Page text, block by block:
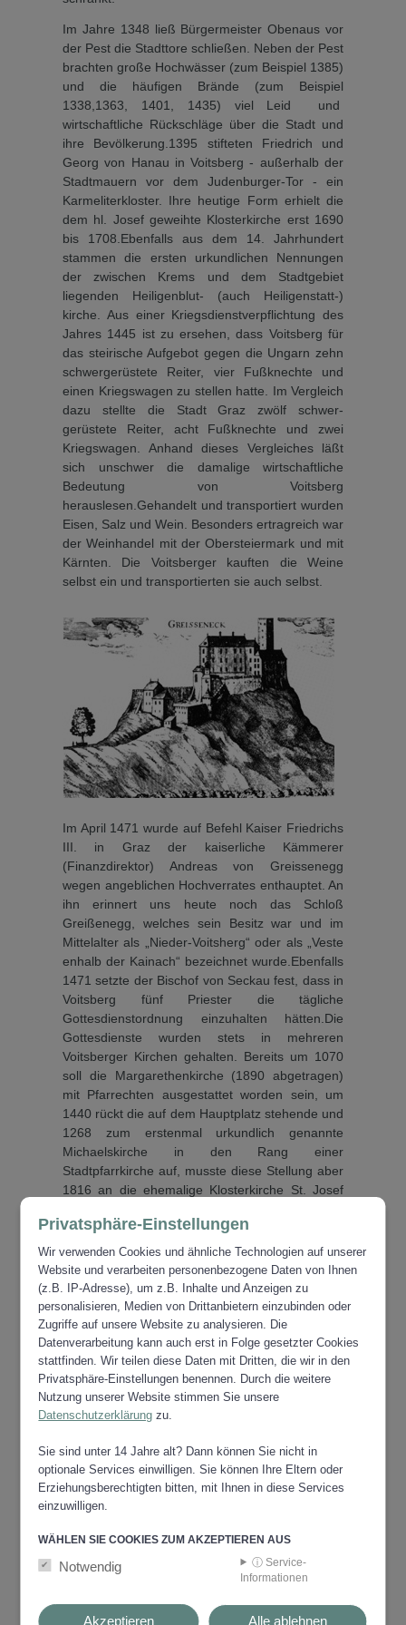
Im Jahre 1348 ließ Bürgermei­ster Obenaus vor
der Pest die Stadttore schließen. Neben der Pest
brachten große Hochwäs­ser (zum Beispiel 1385)
und die häufigen Brände (zum Beispiel
1338,1363, 1401, 1435) viel Leid und
wirtschaftliche Rückschläge über die Stadt und
ihre Bevölkerung.1395 stifteten Friedrich und
Georg von Hanau in Voitsberg - außerhalb der
Stadtmauern vor dem Judenburger-Tor - ein
Karmeliterkloster. Ihre heutige Form erhielt die
dem hl. Josef geweihte Klosterkirche erst 1690
bis 1708.Ebenfalls aus dem 14. Jahrhundert
stammen die ersten urkundlichen Nennungen
der zwischen Krems und dem Stadtgebiet
liegenden Heili­genblut- (auch Heiligenstatt-)
kirche. Aus einer Kriegsdienstverpflichtung des
Jahres 1445 ist zu ersehen, dass Voitsberg für
das steirische Aufgebot gegen die Ungarn zehn
schwergerüstete Reiter, vier Fußknechte und
einen Kriegswagen zu stellen hatte. Im Vergleich
dazu stellte die Stadt Graz zwölf schwer­
gerüstete Reiter, acht Fußknechte und zwei
Kriegswagen. Anhand dieses Vergleiches läßt
sich unschwer die damalige wirtschaftliche
Bedeutung von Voitsberg
herauslesen.Gehandelt und transportiert wurden
Eisen, Salz und Wein. Besonders ertragreich war
der Weinhandel mit der Oberstei­ermark und mit
Kärnten. Die Voitsberger kauften die Weine
selbst ein und transportierten sie auch selbst.
Im April 1471 wurde auf Befehl Kaiser Friedrichs
III. in Graz der kaiserliche Kämmerer
(Finanzdirektor) Andreas von Greis­senegg
wegen angeblichen Hochverrates enthauptet. An
ihn erinnert uns heute noch das Schloß
Greißenegg, welches sein Besitz war und im
Mittelal­ter als „Nieder-Voitsherg“ oder als „Veste
enhalb der Kainach“ bezeichnet wurde.Ebenfalls
1471 setzte der Bi­schof von Seckau fest, dass in
Voitsberg fünf Priester die täg­liche
Gottesdienstordnung ein­zuhalten hätten.Die
Gottes­dienste wurden stets in mehre­ren
Voitsberger Kirchen gehal­ten. Bereits um 1070
soll die Margarethenkirche (1890 abgetragen)
mit Pfarrechten aus­gestattet worden sein, um
1440 rückt die auf dem Hauptplatz stehende und
1268 zum er­stenmal urkundlich genannte
Michaelskirche in den Rang ei­ner
Stadtpfarrkirche auf, muss­te diese Stellung aber
1816 an die ehemalige Klosterkirche St. Josef
Voitsberg das Doppelpatrozinium St. Michael
und St. Josef.
Im August 1480 fielen die Tür­ken – über die
Pack kommend ­im Bezirk ein und durchzogen
mordend und plündernd das Land. Die
befestigte Stadt Voitsberg konnten sie nicht ein­
nehmen, aber in der Umgebung richteten sie
schwere Schäden an. (So brannte zum Beispiel
auch die Margarethen­kirche aus.) Damit war
aber der Drangsale noch nicht genug - nach den
Heuschreckenschwär­me fielen ins Land ein und
auch die Pest meldete sich an vielen Orten.Im
16. Jahrhundert fand die „Neue Lehre“ in allen
Bevöl­kerungskreisen der Steiermark großen
de protestantisch. Sie wählten sich ihren Pfarrer,
errichteten eine „‚Lateinschule" (eine Art von
Gymnasium) und hielten in der Michaelerkirche
Gottes­dienste nach dem neuen Ritus. Im April
des Jahres 1600 rückte Bischof Martin Brenner
Privatsphäre-Einstellungen
Wir verwenden Cookies und ähnliche Technologien auf unserer
Website und verarbeiten personenbezogene Daten von Ihnen
(z.B. IP-Adresse), um z.B. Inhalte und Anzeigen zu
personalisieren, Medien von Drittanbietern einzubinden oder
Zugriffe auf unsere Website zu analysieren. Die
Datenverarbeitung kann auch erst in Folge gesetzter Cookies
stattfinden. Wir teilen diese Daten mit Dritten, die wir in den
Privatsphäre-Einstellungen benennen. Durch die weitere
Nutzung unserer Website stimmen Sie unsere
Datenschutzerklärung zu.
Sie sind unter 14 Jahre alt? Dann können Sie nicht in
optionale Services einwilligen. Sie können Ihre Eltern oder
Erziehungsberechtigten bitten, mit Ihnen in diese Services
einzuwilligen.
WÄHLEN SIE COOKIES ZUM AKZEPTIEREN AUS
Notwendig
ⓘ Service-
Informationen
Akzeptieren Alle ablehnen